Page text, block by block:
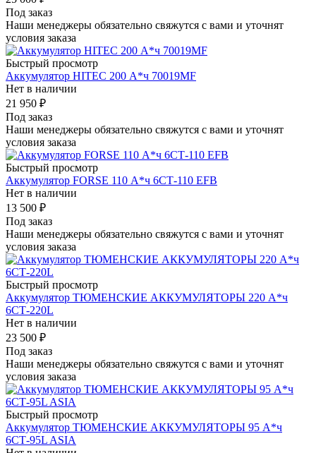
Под заказ
Наши менеджеры обязательно свяжутся с вами и уточнят
условия заказа
Быстрый просмотр
Аккумулятор HITEC 200 А*ч 70019MF
Нет в наличии
21 950 ₽
Под заказ
Наши менеджеры обязательно свяжутся с вами и уточнят
условия заказа
Быстрый просмотр
Аккумулятор FORSE 110 А*ч 6СТ-110 EFB
Нет в наличии
13 500 ₽
Под заказ
Наши менеджеры обязательно свяжутся с вами и уточнят
условия заказа
Быстрый просмотр
Аккумулятор ТЮМЕНСКИЕ АККУМУЛЯТОРЫ 220 А*ч
6СТ-220L
Нет в наличии
23 500 ₽
Под заказ
Наши менеджеры обязательно свяжутся с вами и уточнят
условия заказа
Быстрый просмотр
Аккумулятор ТЮМЕНСКИЕ АККУМУЛЯТОРЫ 95 А*ч
6СТ-95L ASIA